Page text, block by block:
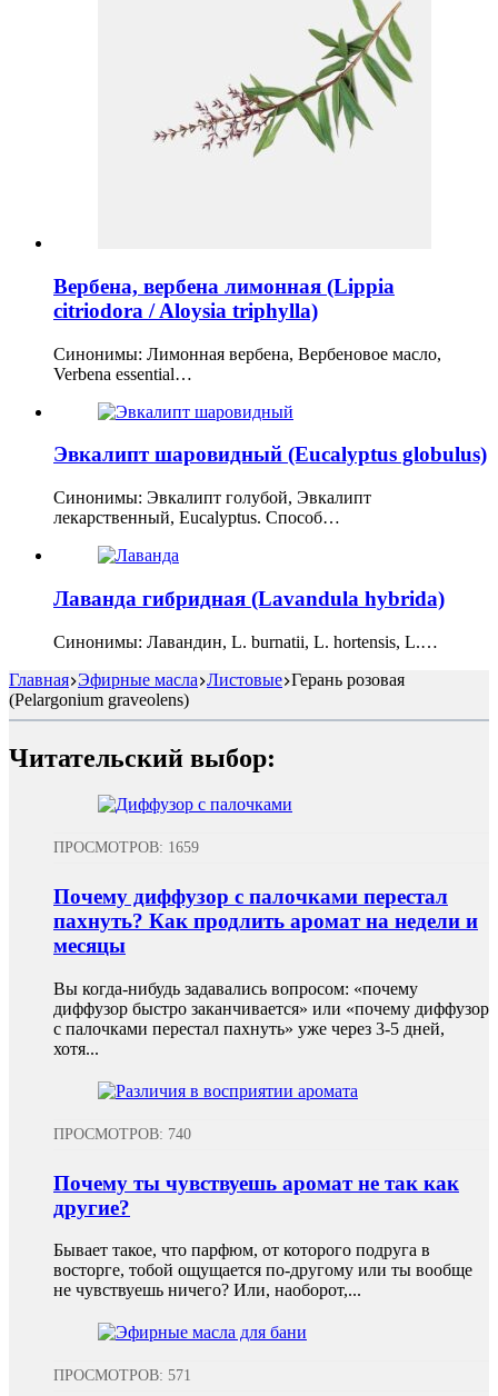
Вербена, вербена лимонная (Lippia
citriodora / Aloysia triphylla)
Синонимы: Лимонная вербена, Вербеновое масло,
Verbena essential…
Эвкалипт шаровидный (Eucalyptus globulus)
Синонимы: Эвкалипт голубой, Эвкалипт
лекарственный, Eucalyptus. Способ…
Лаванда гибридная (Lavandula hybrida)
Синонимы: Лавандин, L. burnatii, L. hortensis, L.…
Главная Эфирные масла Листовые Герань розовая
(Pelargonium graveolens)
Читательский выбор:
ПРОСМОТРОВ: 1659
Почему диффузор с палочками перестал
пахнуть? Как продлить аромат на недели и
месяцы
Вы когда-нибудь задавались вопросом: «почему
диффузор быстро заканчивается» или «почему диффузор
с палочками перестал пахнуть» уже через 3-5 дней,
хотя...
ПРОСМОТРОВ: 740
Почему ты чувствуешь аромат не так как
другие?
Бывает такое, что парфюм, от которого подруга в
восторге, тобой ощущается по-другому или ты вообще
не чувствуешь ничего? Или, наоборот,...
ПРОСМОТРОВ: 571